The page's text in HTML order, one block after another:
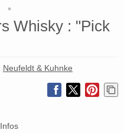
Whisky : "Pick
Neufeldt & Kuhnke